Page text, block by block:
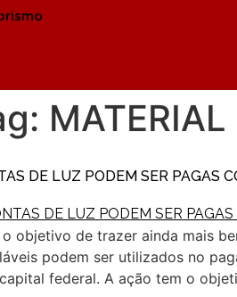
DE LUZ PODEM SER PAGAS
objetivo de trazer ainda mais
podem ser utilizados no
federal. A ação tem o